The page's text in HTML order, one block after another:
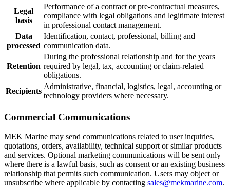
Legal
basis
Performance of a contract or pre-contractual measures,
compliance with legal obligations and legitimate interest
in professional contact management.
Data
processed
Identification, contact, professional, billing and
communication data.
Retention
During the professional relationship and for the years
required by legal, tax, accounting or claim-related
obligations.
Recipients
Administrative, financial, logistics, legal, accounting or
technology providers where necessary.
Commercial Communications
MEK Marine may send communications related to user inquiries,
quotations, orders, availability, technical support or similar products
and services. Optional marketing communications will be sent only
where there is a lawful basis, such as consent or an existing business
relationship that permits such communication. Users may object or
unsubscribe where applicable by contacting sales@mekmarine.com.